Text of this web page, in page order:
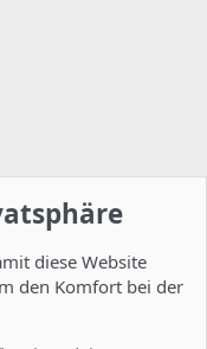
diese Website
den Komfort bei der